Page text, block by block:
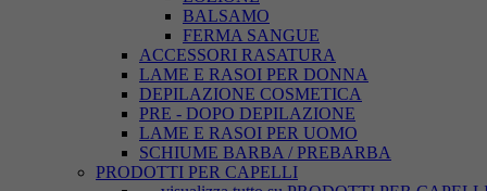
BALSAMO
FERMA SANGUE
ACCESSORI RASATURA
LAME E RASOI PER DONNA
DEPILAZIONE COSMETICA
PRE - DOPO DEPILAZIONE
LAME E RASOI PER UOMO
SCHIUME BARBA / PREBARBA
PRODOTTI PER CAPELLI